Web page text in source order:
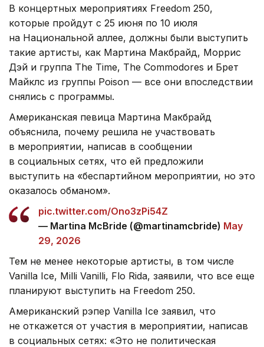
В концертных мероприятиях Freedom 250,
которые пройдут с 25 июня по 10 июля
на Национальной аллее, должны были выступить
такие артисты, как Мартина Макбрайд, Моррис
Дэй и группа The Time, The Commodores и Брет
Майклс из группы Poison — все они впоследствии
снялись с программы.
Американская певица Мартина Макбрайд
объяснила, почему решила не участвовать
в мероприятии, написав в сообщении
в социальных сетях, что ей предложили
выступить на «беспартийном мероприятии, но это
оказалось обманом».
pic.twitter.com/Ono3zPi54Z
— Martina McBride (@martinamcbride) May
29, 2026
Тем не менее некоторые артисты, в том числе
Vanilla Ice, Milli Vanilli, Flo Rida, заявили, что все еще
планируют выступить на Freedom 250.
Американский рэпер Vanilla Ice заявил, что
не откажется от участия в мероприятии, написав
в социальных сетях: «Это не политическая